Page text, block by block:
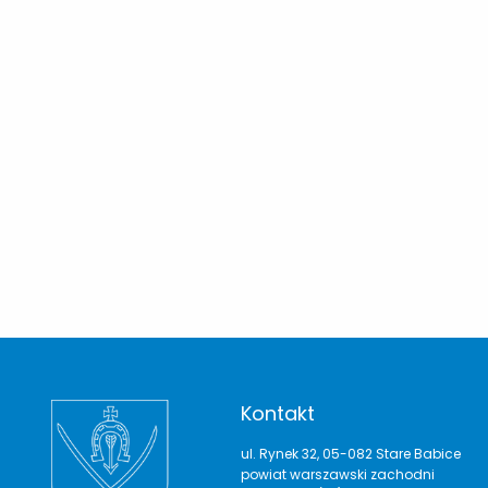
Kontakt
ul. Rynek 32, 05-082 Stare Babice
powiat warszawski zachodni